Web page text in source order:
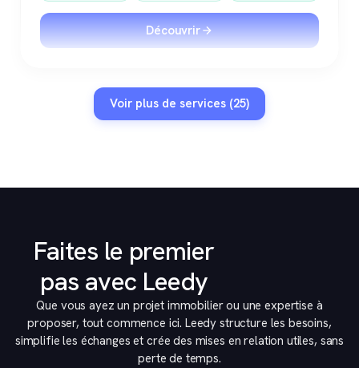
Découvrir
Voir plus de services (25)
Faites le premier
pas avec Leedy
Que vous ayez un projet immobilier ou une expertise à
proposer, tout commence ici. Leedy structure les besoins,
simplifie les échanges et crée des mises en relation utiles, sans
perte de temps.